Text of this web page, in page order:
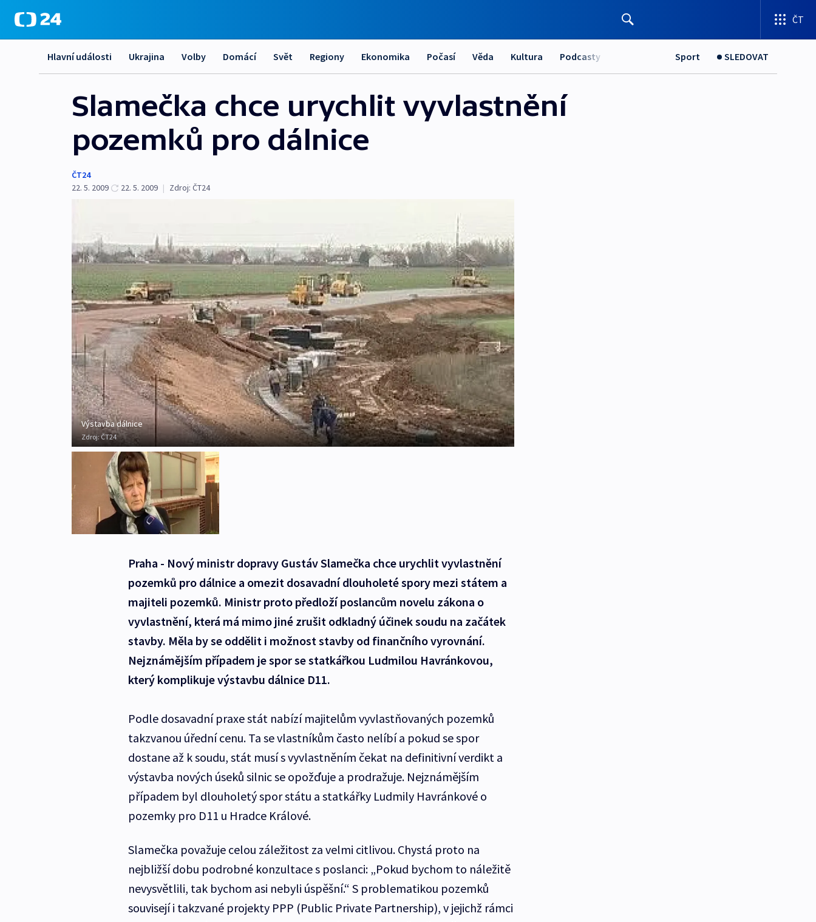
ČT
Hlavní události Ukrajina Volby Domácí Svět Regiony Ekonomika Počasí Věda Kultura Podcasty Sport SLEDOVAT
Slamečka chce urychlit vyvlastnění
pozemků pro dálnice
ČT24
22. 5. 2009
22. 5. 2009 | Zdroj: ČT24
Výstavba dálnice
Zdroj:ČT24
Praha - Nový ministr dopravy Gustáv Slamečka chce urychlit vyvlastnění
pozemků pro dálnice a omezit dosavadní dlouholeté spory mezi státem a
majiteli pozemků. Ministr proto předloží poslancům novelu zákona o
vyvlastnění, která má mimo jiné zrušit odkladný účinek soudu na začátek
stavby. Měla by se oddělit i možnost stavby od finančního vyrovnání.
Nejznámějším případem je spor se statkářkou Ludmilou Havránkovou,
který komplikuje výstavbu dálnice D11.
Podle dosavadní praxe stát nabízí majitelům vyvlastňovaných pozemků
takzvanou úřední cenu. Ta se vlastníkům často nelíbí a pokud se spor
dostane až k soudu, stát musí s vyvlastněním čekat na definitivní verdikt a
výstavba nových úseků silnic se opožďuje a prodražuje. Nejznámějším
případem byl dlouholetý spor státu a statkářky Ludmily Havránkové o
pozemky pro D11 u Hradce Králové.
Slamečka považuje celou záležitost za velmi citlivou. Chystá proto na
nejbližší dobu podrobné konzultace s poslanci: „Pokud bychom to náležitě
nevysvětlili, tak bychom asi nebyli úspěšní.“ S problematikou pozemků
souvisejí i takzvané projekty PPP (Public Private Partnership), v jejichž rámci